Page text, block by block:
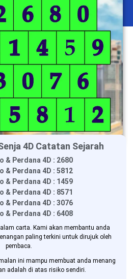
4D Catatan Sejarah
& Perdana 4D : 2680
& Perdana 4D : 5812
& Perdana 4D : 1459
& Perdana 4D : 8571
& Perdana 4D : 3076
& Perdana 4D : 6408
carta. Kami akan membantu anda
paling terkini untuk dirujuk oleh
pembaca.
ini mampu membuat anda menang
adalah di atas risiko sendiri.